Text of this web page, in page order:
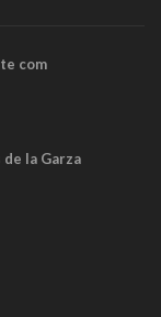
com
la Garza